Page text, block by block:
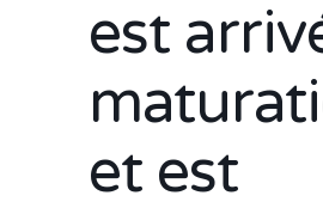
est
et est